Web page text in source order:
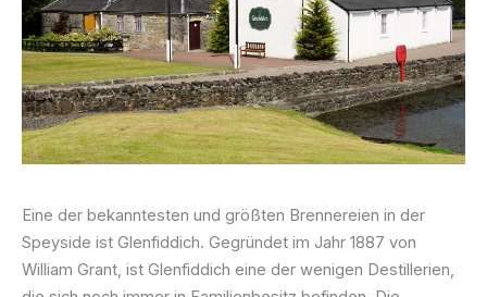
Eine der bekanntesten und größten Brennereien in der
Speyside ist Glenfiddich. Gegründet im Jahr 1887 von
William Grant, ist Glenfiddich eine der wenigen Destillerien,